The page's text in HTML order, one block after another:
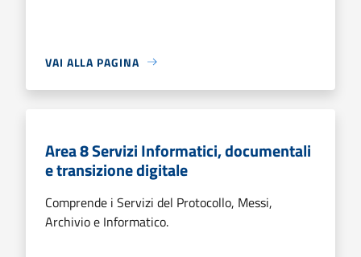
VAI ALLA PAGINA
Area 8 Servizi Informatici, documentali
e transizione digitale
Comprende i Servizi del Protocollo, Messi,
Archivio e Informatico.